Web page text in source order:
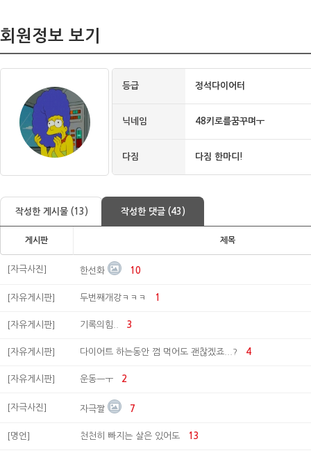
회원정보 보기
등급 정석다이어터
닉네임 48키로를꿈꾸며ㅜ
다짐 다짐 한마디!
작성한 게시물 (13) 작성한 댓글 (43)
게시판 제목
[자극사진] 한선화 10
[자유게시판] 두번째개강ㅋㅋㅋ 1
[자유게시판] 기록의힘.. 3
[자유게시판] 다이어트 하는동안 껌 먹어도 괜찮겠죠...? 4
[자유게시판] 운동ㅡㅜ 2
[자극사진] 자극짤 7
[명언] 천천히 빠지는 살은 있어도 13